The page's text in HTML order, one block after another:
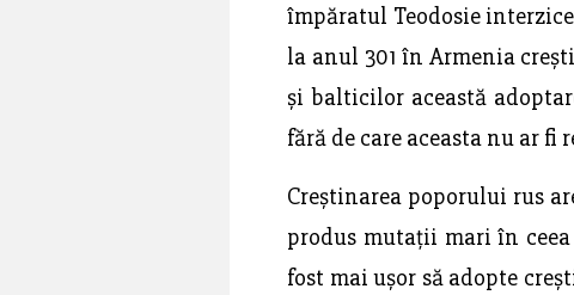
împăratul Teodosie
la anul 301 în Armenia
și balticilor această
fără de care aceasta nu ar fi
Creștinarea poporului rus
produs mutații mari în
fost mai ușor să adopte